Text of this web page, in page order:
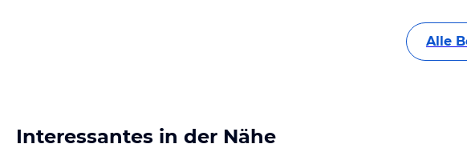
Alle
Interessantes in der Nähe